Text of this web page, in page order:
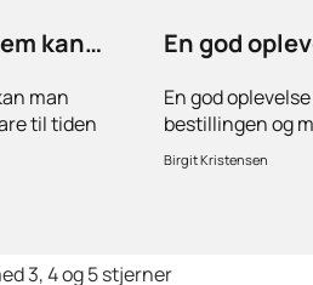
kan
man
til tiden
for 2
En god
En god
bestillingen og
stille spørgsmål
behov for
Birgit Kristensen
3, 4 og 5 stjerner